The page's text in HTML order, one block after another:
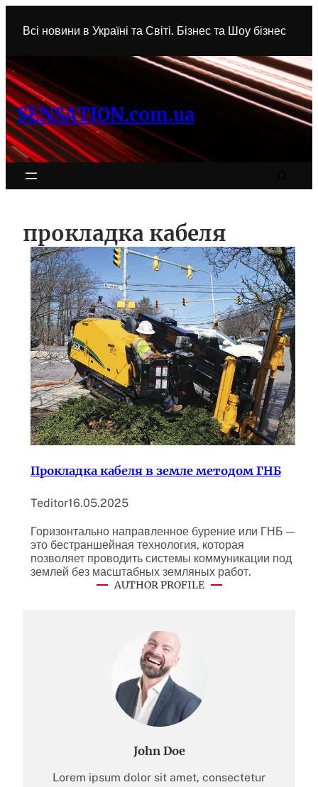
содержимому
Всі новини в Україні та Світі. Бізнес та Шоу бізнес
SENSATION.com.ua
прокладка кабеля
Прокладка кабеля в земле методом ГНБ
Teditor16.05.2025
Горизонтально направленное бурение или ГНБ —
это бестраншейная технология, которая
позволяет проводить системы коммуникации под
землей без масштабных земляных работ.
AUTHOR PROFILE
John Doe
Lorem ipsum dolor sit amet, consectetur